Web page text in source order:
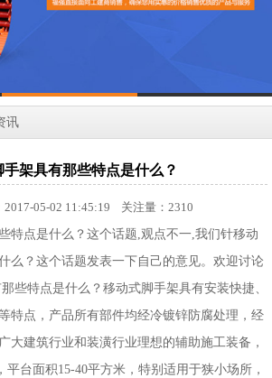
讯
手架具有那些特点是什么？
2017-05-02 11:45:19 关注量：2310
特点是什么？这个话题,观点不一,我们针移动
么？这个话题发表一下自己的意见。欢迎讨论
些特点是什么？移动式脚手架具有安装快捷、
特点，产品所有部件均经冷镀锌防腐处理，经
大建筑行业和装潢行业理想的辅助施工装备，
平台面积15-40平方米，特别适用于狭小场所，